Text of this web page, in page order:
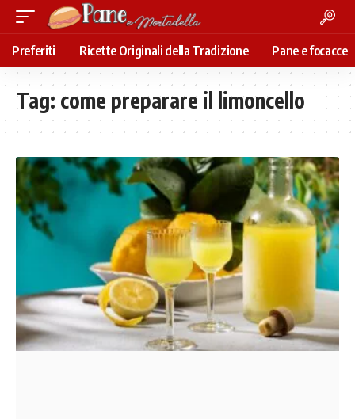
Preferiti Ricette Originali della Tradizione Pane e focacce
Tag: come preparare il limoncello